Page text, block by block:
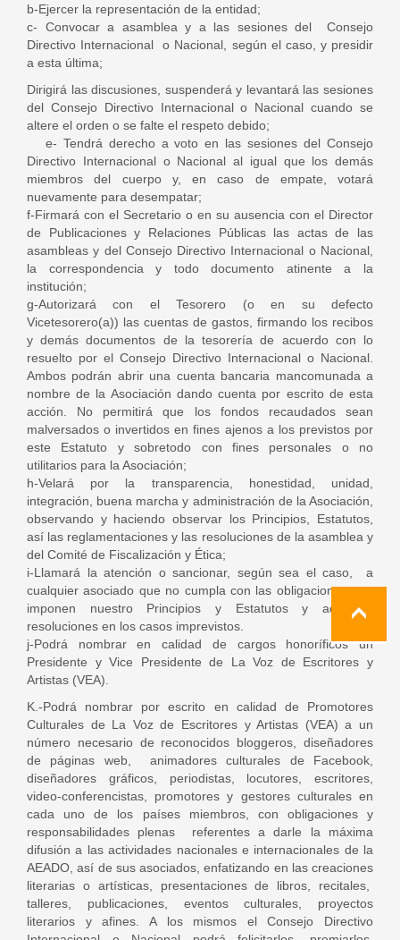
b-Ejercer la representación de la entidad;
c- Convocar a asamblea y a las sesiones del Consejo
Directivo Internacional o Nacional, según el caso, y presidir
a esta última;
Dirigirá las discusiones, suspenderá y levantará las sesiones
del Consejo Directivo Internacional o Nacional cuando se
altere el orden o se falte el respeto debido;
e- Tendrá derecho a voto en las sesiones del Consejo
Directivo Internacional o Nacional al igual que los demás
miembros del cuerpo y, en caso de empate, votará
nuevamente para desempatar;
f-Firmará con el Secretario o en su ausencia con el Director
de Publicaciones y Relaciones Públicas las actas de las
asambleas y del Consejo Directivo Internacional o Nacional,
la correspondencia y todo documento atinente a la
institución;
g-Autorizará con el Tesorero (o en su defecto
Vicetesorero(a)) las cuentas de gastos, firmando los recibos
y demás documentos de la tesorería de acuerdo con lo
resuelto por el Consejo Directivo Internacional o Nacional.
Ambos podrán abrir una cuenta bancaria mancomunada a
nombre de la Asociación dando cuenta por escrito de esta
acción. No permitirá que los fondos recaudados sean
malversados o invertidos en fines ajenos a los previstos por
este Estatuto y sobretodo con fines personales o no
utilitarios para la Asociación;
h-Velará por la transparencia, honestidad, unidad,
integración, buena marcha y administración de la Asociación,
observando y haciendo observar los Principios, Estatutos,
así las reglamentaciones y las resoluciones de la asamblea y
del Comité de Fiscalización y Ética;
i-Llamará la atención o sancionar, según sea el caso, a
cualquier asociado que no cumpla con las obligaciones que
imponen nuestro Principios y Estatutos y adoptará
resoluciones en los casos imprevistos.
j-Podrá nombrar en calidad de cargos honoríficos un
Presidente y Vice Presidente de La Voz de Escritores y
Artistas (VEA).
K.-Podrá nombrar por escrito en calidad de Promotores
Culturales de La Voz de Escritores y Artistas (VEA) a un
número necesario de reconocidos bloggeros, diseñadores
de páginas web, animadores culturales de Facebook,
diseñadores gráficos, periodistas, locutores, escritores,
video-conferencistas, promotores y gestores culturales en
cada uno de los países miembros, con obligaciones y
responsabilidades plenas referentes a darle la máxima
difusión a las actividades nacionales e internacionales de la
AEADO, así de sus asociados, enfatizando en las creaciones
literarias o artísticas, presentaciones de libros, recitales,
talleres, publicaciones, eventos culturales, proyectos
literarios y afines. A los mismos el Consejo Directivo